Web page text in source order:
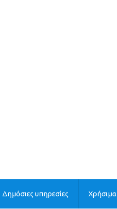
Δημόσιες υπηρεσίες Χρήσιμα